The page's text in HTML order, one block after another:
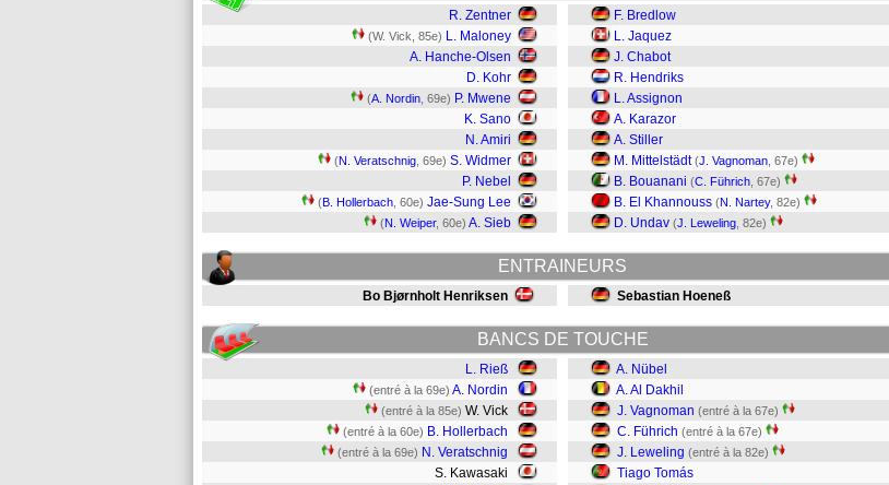
R. Zentner
(W. Vick, 85e) L. Maloney
A. Hanche-Olsen
D. Kohr
(A. Nordin , 69e) P. Mwene
K. Sano
N. Amiri
(N. Veratschnig , 69e) S. Widmer
P. Nebel
(B. Hollerbach , 60e) Jae-Sung Lee
(N. Weiper, 60e) A. Sieb
F. Bredlow
L. Jaquez
J. Chabot
R. Hendriks
L. Assignon
A. Karazor
A. Stiller
M. Mittelstädt (J. Vagnoman , 67e)
B. Bouanani (C. Führich , 67e)
B. El Khannouss (N. Nartey, 82e)
D. Undav (J. Leweling , 82e)
ENTRAINEURS
Bo Bjørnholt Henriksen Sebastian Hoeneß
BANCS DE TOUCHE
L. Rieß
(entré à la 69e) A. Nordin
(entré à la 85e) W. Vick
(entré à la 60e) B. Hollerbach
(entré à la 69e) N. Veratschnig
S. Kawasaki
A. Nübel
A. Al Dakhil
J. Vagnoman (entré à la 67e)
C. Führich (entré à la 67e)
J. Leweling (entré à la 82e)
Tiago Tomás